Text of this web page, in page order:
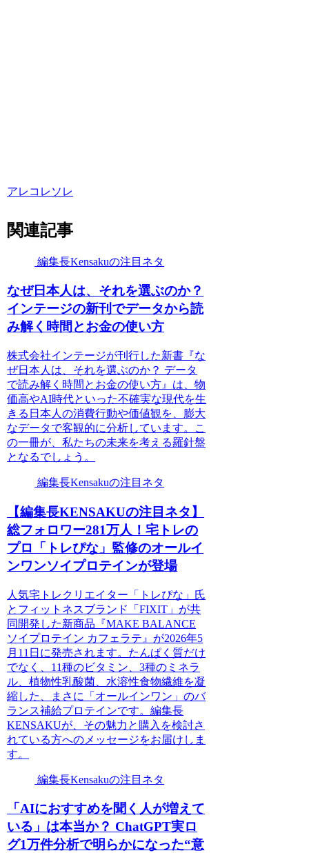
アレコレソレ
関連記事
編集長Kensakuの注目ネタ
なぜ日本人は、それを選ぶのか？
インテージの新刊でデータから読
み解く時間とお金の使い方
株式会社インテージが刊行した新書『な
ぜ日本人は、それを選ぶのか？ データ
で読み解く時間とお金の使い方』は、物
価高やAI時代といった不確実な現代を生
きる日本人の消費行動や価値観を、膨大
なデータで客観的に分析しています。こ
の一冊が、私たちの未来を考える羅針盤
となるでしょう。
編集長Kensakuの注目ネタ
【編集長KENSAKUの注目ネタ】
総フォロワー281万人！宅トレの
プロ「トレぴな」監修のオールイ
ンワンソイプロテインが登場
人気宅トレクリエイター「トレぴな」氏
とフィットネスブランド「FIXIT」が共
同開発した新商品『MAKE BALANCE
ソイプロテイン カフェラテ』が2026年5
月11日に発売されます。たんぱく質だけ
でなく、11種のビタミン、3種のミネラ
ル、植物性乳酸菌、水溶性食物繊維を凝
縮した、まさに「オールインワン」のバ
ランス補給プロテインです。編集長
KENSAKUが、その魅力と購入を検討さ
れている方へのメッセージをお届けしま
す。
編集長Kensakuの注目ネタ
「AIにおすすめを聞く人が増えて
いる」は本当か？ ChatGPT実ロ
グ1万件分析で明らかになった“意